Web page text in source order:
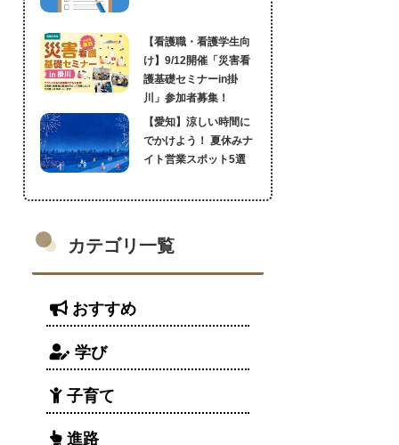
【看護職・看護学生向
け】9/12開催「災害看
護基礎セミナーin掛
川」参加者募集！
【愛知】涼しい時間に
でかけよう！ 夏休みナ
イト営業スポット5選
カテゴリ一覧
おすすめ
学び
子育て
進路